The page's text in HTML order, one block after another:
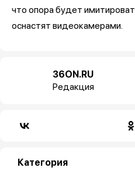
что опора будет
оснастят видеокамерами.
36ON.RU
Редакция
Категория